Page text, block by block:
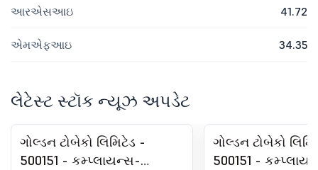
આરએસઆઇ 41.72
એમએફઆઇ 34.35
લેટેસ્ટ સ્ટૉક ન્યૂઝ અપડેટ
ગોલ્ડન ટોબેકો લિમિટેડ -
500151 - કમ્પ્લાયન્સ-
ગોલ્ડન ટોબેકો
500151 -